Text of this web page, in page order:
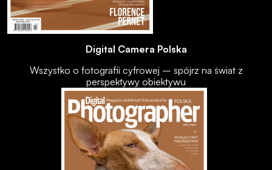
Digital Camera Polska
Wszystko o fotografii cyfrowej – spójrz na świat z
perspektywy obiektywu